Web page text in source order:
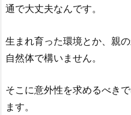
通で大丈夫なんです。
生まれ育った環境とか、親
自然体で構いません。
そこに意外性を求めるべき
ます。